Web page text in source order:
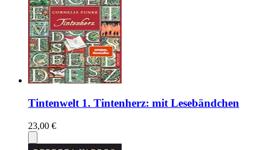
Tintenwelt 1. Tintenherz: mit Lesebändchen
23,00 €